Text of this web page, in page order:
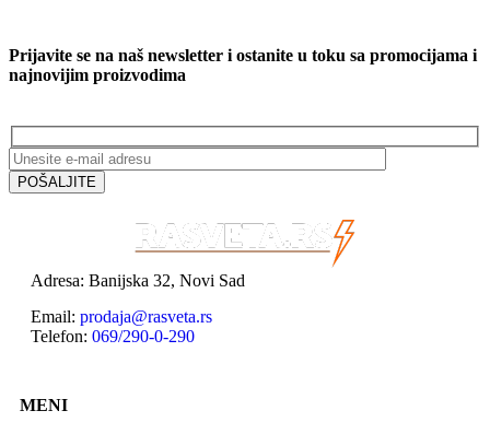
Prijavite se na naš newsletter i ostanite u toku sa promocijama i
najnovijim proizvodima
Adresa: Banijska 32, Novi Sad
Email: prodaja@rasveta.rs
Telefon: 069/290-0-290
MENI